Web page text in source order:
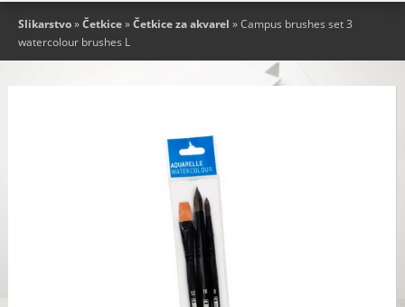
Slikarstvo»Četkice»Četkice za akvarel » Campus brushes set 3
watercolour brushes L